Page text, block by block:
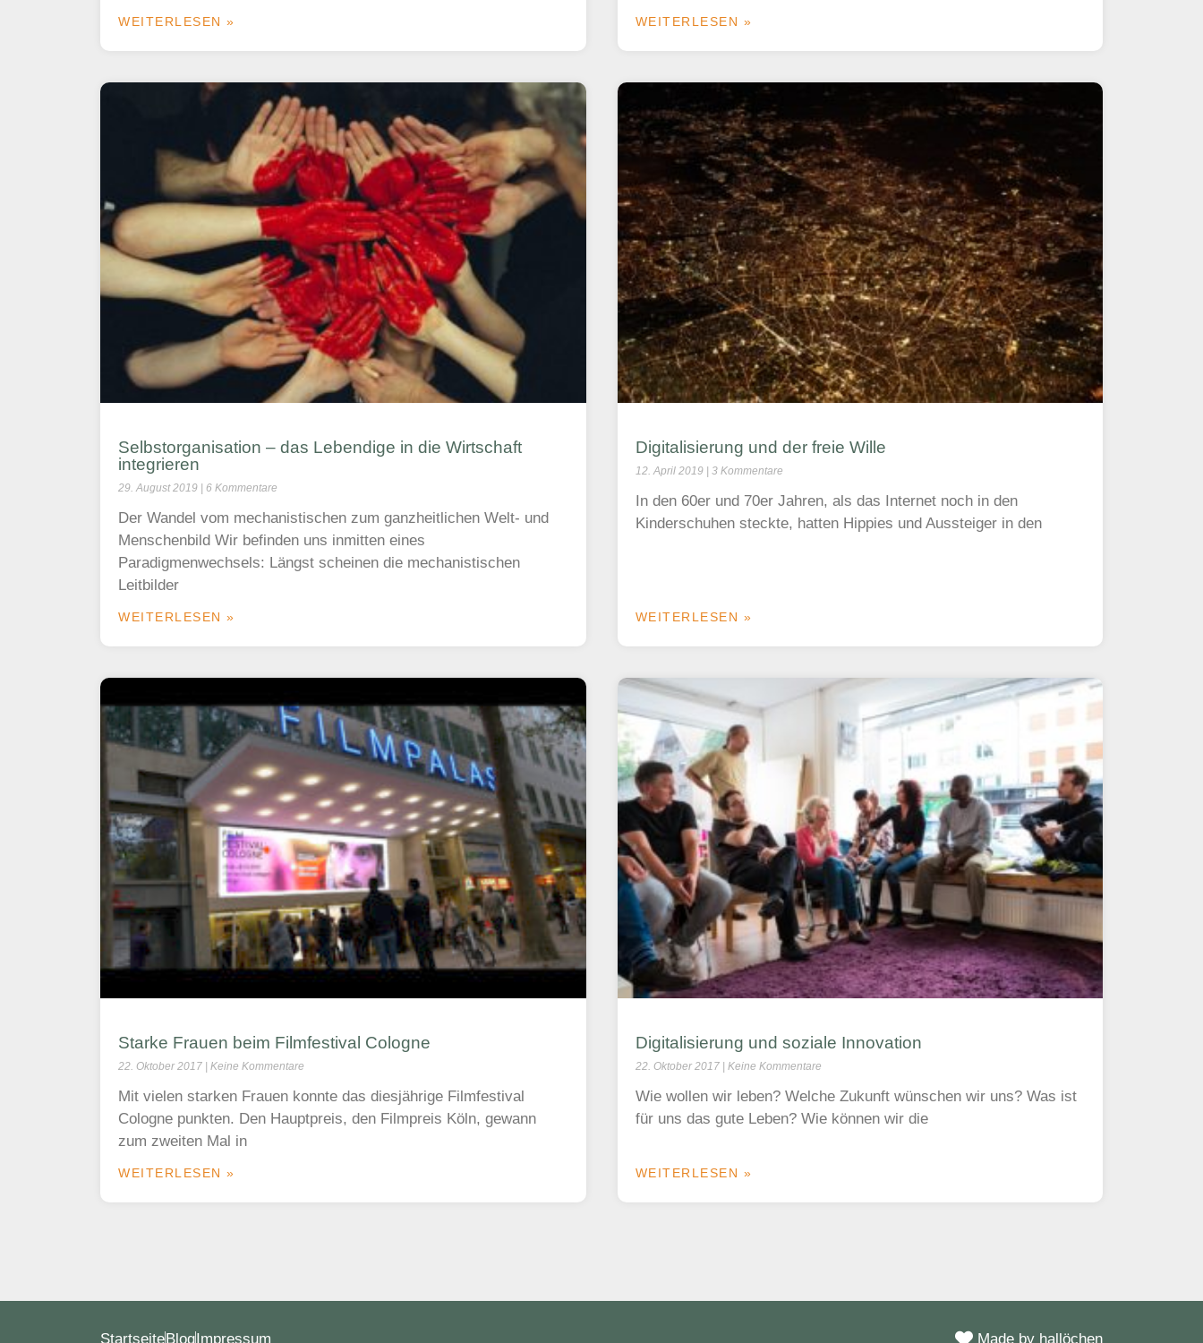
WEITERLESEN » WEITERLESEN »
Selbstorganisation – das Lebendige in die Wirtschaft
integrieren
29. August 2019 6 Kommentare
Der Wandel vom mechanistischen zum ganzheitlichen Welt- und
Menschenbild Wir befinden uns inmitten eines
Paradigmenwechsels: Längst scheinen die mechanistischen
Leitbilder
WEITERLESEN »
Digitalisierung und der freie Wille
12. April 2019 3 Kommentare
In den 60er und 70er Jahren, als das Internet noch in den
Kinderschuhen steckte, hatten Hippies und Aussteiger in den
WEITERLESEN »
Starke Frauen beim Filmfestival Cologne
22. Oktober 2017 Keine Kommentare
Mit vielen starken Frauen konnte das diesjährige Filmfestival
Cologne punkten. Den Hauptpreis, den Filmpreis Köln, gewann
zum zweiten Mal in
WEITERLESEN »
Digitalisierung und soziale Innovation
22. Oktober 2017 Keine Kommentare
Wie wollen wir leben? Welche Zukunft wünschen wir uns? Was ist
für uns das gute Leben? Wie können wir die
WEITERLESEN »
StartseiteBlogImpressum Made by hallöchen